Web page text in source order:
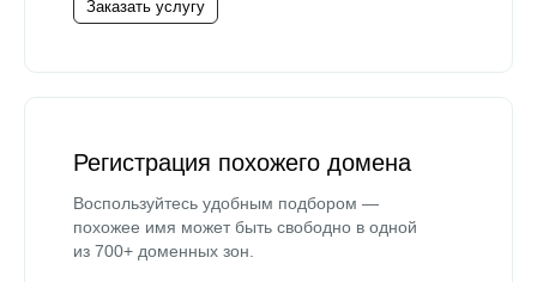
Заказать услугу
Регистрация похожего домена
Воспользуйтесь удобным подбором —
похожее имя может быть свободно в одной
из 700+ доменных зон.